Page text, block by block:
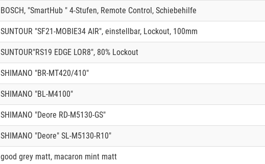
BOSCH, "SmartHub " 4-Stufen, Remote Control, Schiebehilfe
SUNTOUR "SF21-MOBIE34 AIR", einstellbar, Lockout, 100mm
SUNTOUR"RS19 EDGE LOR8", 80% Lockout
SHIMANO "BR-MT420/410"
SHIMANO "BL-M4100"
SHIMANO "Deore RD-M5130-GS"
SHIMANO "Deore" SL-M5130-R10"
good grey matt, macaron mint matt